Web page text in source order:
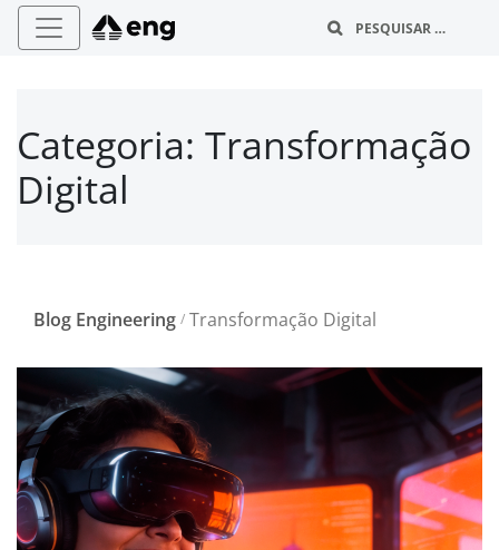
Categoria: Transformação
Digital
Blog Engineering / Transformação Digital